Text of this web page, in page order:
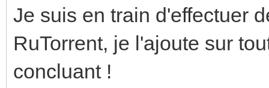
Je suis en train d'effectuer
RuTorrent, je l'ajoute sur
concluant !